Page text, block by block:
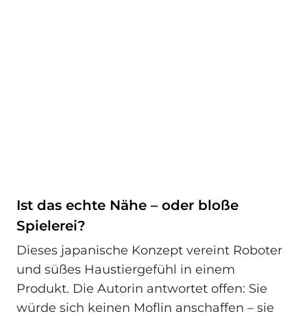
Ist das echte Nähe – oder bloße
Spielerei?
Dieses japanische Konzept vereint Roboter
und süßes Haustiergefühl in einem
Produkt. Die Autorin antwortet offen: Sie
würde sich keinen Moflin anschaffen – sie